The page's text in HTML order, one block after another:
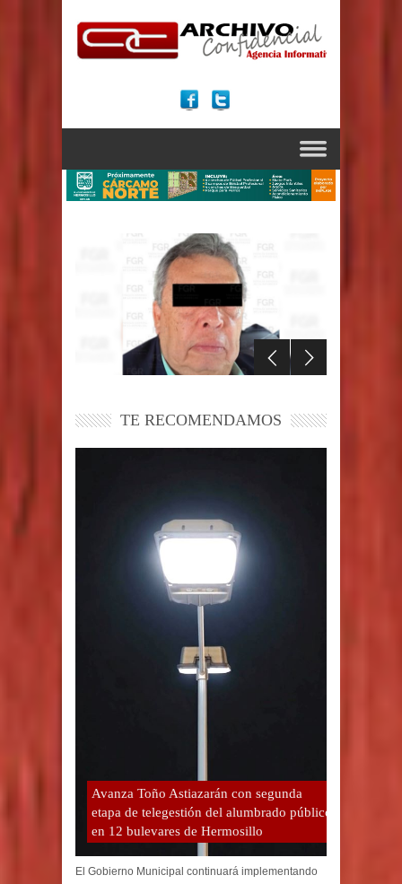
TE RECOMENDAMOS
Avanza Toño Astiazarán con segunda
etapa de telegestión del alumbrado público
en 12 bulevares de Hermosillo
El Gobierno Municipal continuará implementando